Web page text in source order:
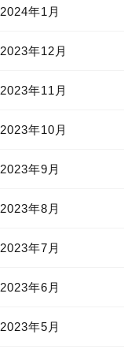
2024年1月
2023年12月
2023年11月
2023年10月
2023年9月
2023年8月
2023年7月
2023年6月
2023年5月